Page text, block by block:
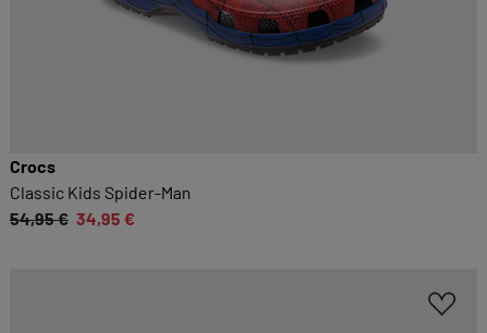
Crocs
Classic Kids Spider-Man
54,95 € 34,95 €